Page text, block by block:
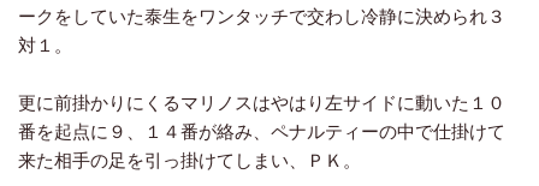
ークをしていた泰生をワンタッチで交わし冷静に決められ３
対１。
更に前掛かりにくるマリノスはやはり左サイドに動いた１０
番を起点に９、１４番が絡み、ペナルティーの中で仕掛けて
来た相手の足を引っ掛けてしまい、ＰＫ。